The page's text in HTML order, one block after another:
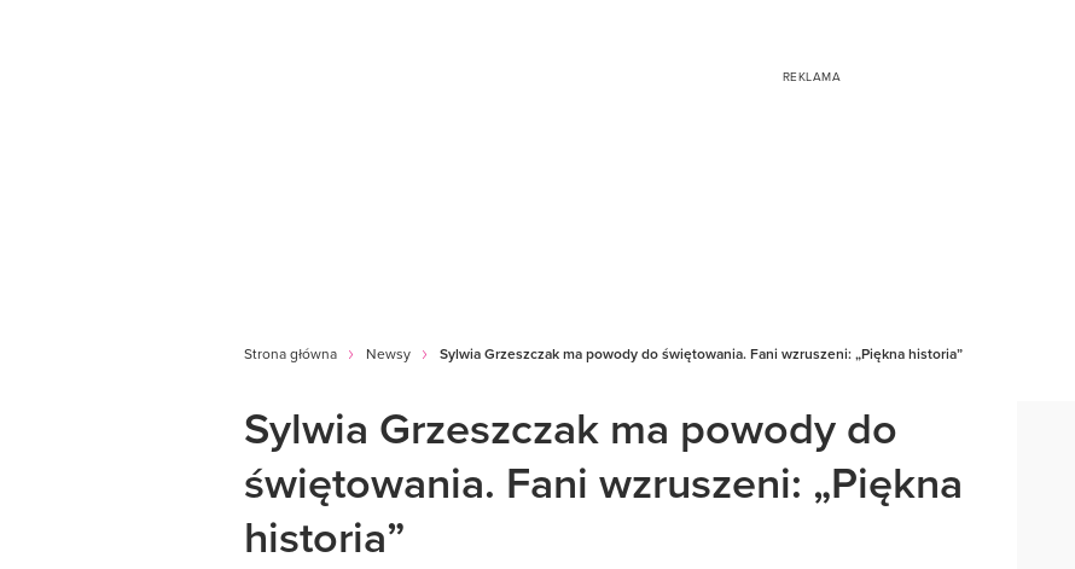
Strona główna Newsy Sylwia Grzeszczak ma powody do świętowania. Fani wzruszeni: „Piękna historia”
Sylwia Grzeszczak ma powody do
świętowania. Fani wzruszeni: „Piękna
historia”